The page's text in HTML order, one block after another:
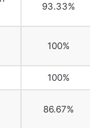
93.33%
100%
100%
86.67%